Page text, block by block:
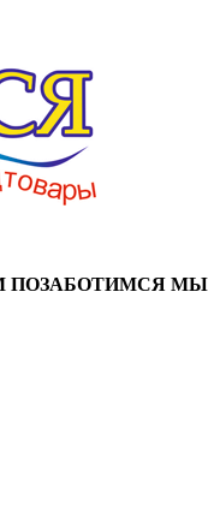
ПОЗАБОТИМСЯ МЫ